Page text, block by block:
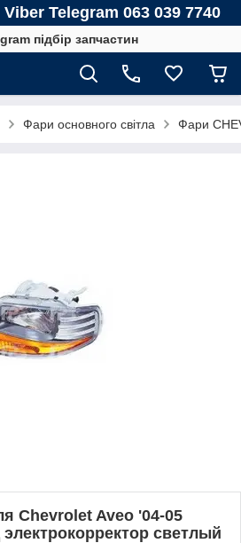
Viber Telegram 063 039 7740
підбір запчастин
Фари основного світла Фари
Chevrolet Aveo '04-05
светлый